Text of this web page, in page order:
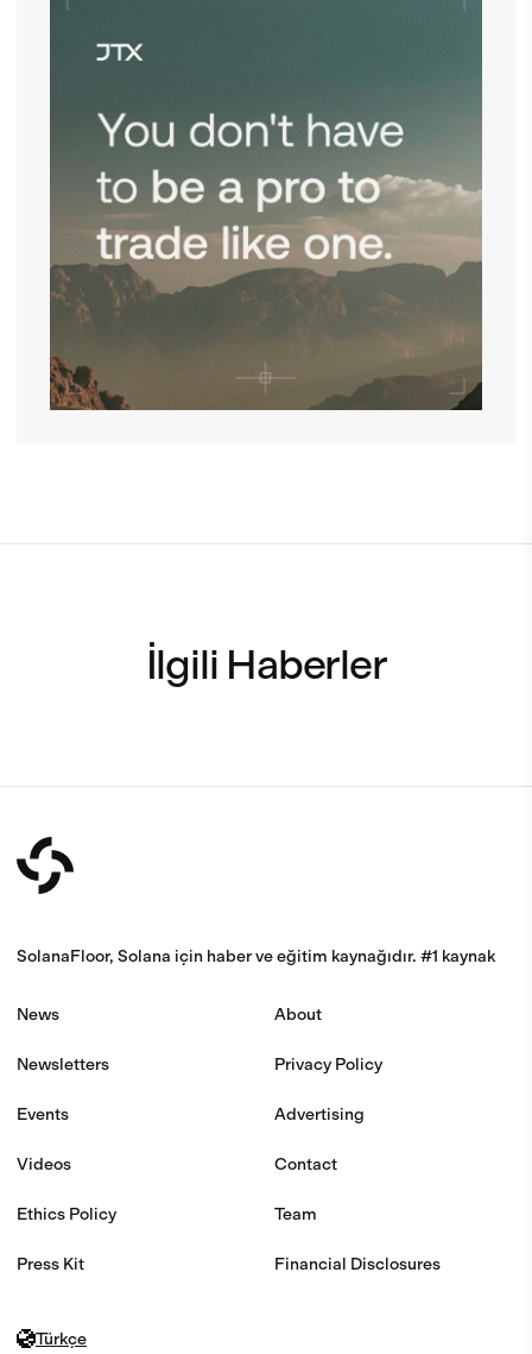
İlgili Haberler
SolanaFloor, Solana için haber ve eğitim kaynağıdır. #1 kaynak
News
Newsletters
Events
Videos
Ethics Policy
Press Kit
About
Privacy Policy
Advertising
Contact
Team
Financial Disclosures
Türkçe